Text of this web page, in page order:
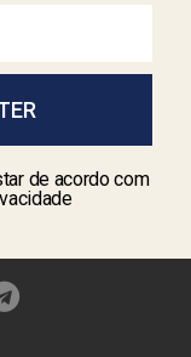
de acordo com